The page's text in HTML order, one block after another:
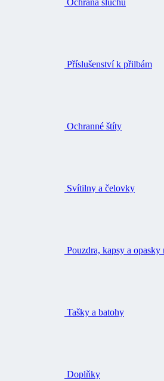
Ochrana sluchu
Příslušenství k přilbám
Ochranné štíty
Svítilny a čelovky
Pouzdra, kapsy a opasky
Tašky a batohy
Doplňky